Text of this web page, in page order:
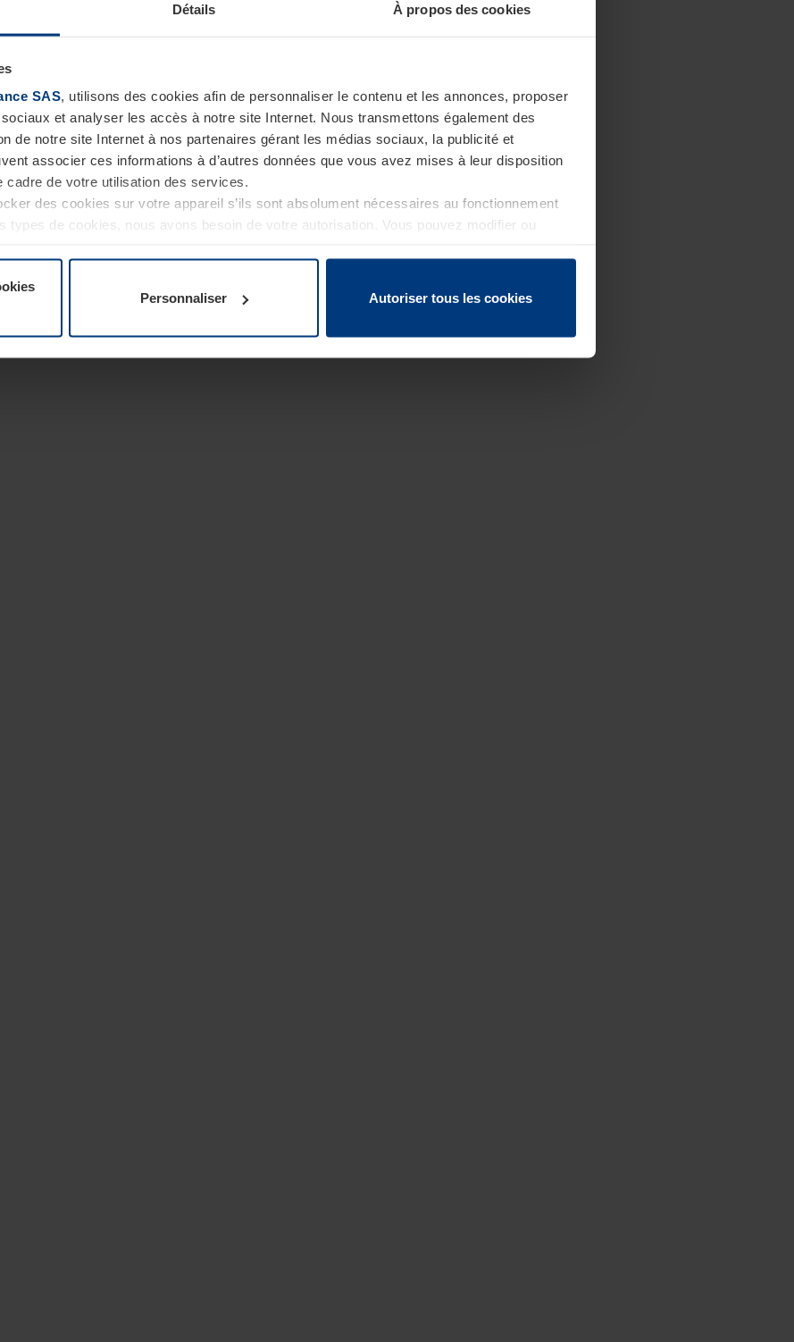
Détails À propos des cookies
SAS, utilisons des cookies afin de personnaliser le contenu et les annonces, proposer
et analyser les accès à notre site Internet. Nous transmettons également des
de notre site Internet à nos partenaires gérant les médias sociaux, la publicité et
associer ces informations à d’autres données que vous avez mises à leur disposition
cadre de votre utilisation des services.
des cookies sur votre appareil s’ils sont absolument nécessaires au fonctionnement
types de cookies, nous avons besoin de votre autorisation. Vous pouvez modifier ou
Personnaliser Autoriser tous les cookies